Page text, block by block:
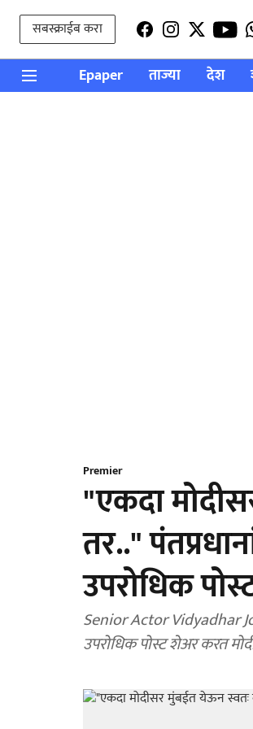
सबस्क्राईब करा
Epaper ताज्या देश
Premier
"एकदा
तर.."
उपरोधिक
Senior Actor Vidyadhar
उपरोधिक पोस्ट शेअर करत